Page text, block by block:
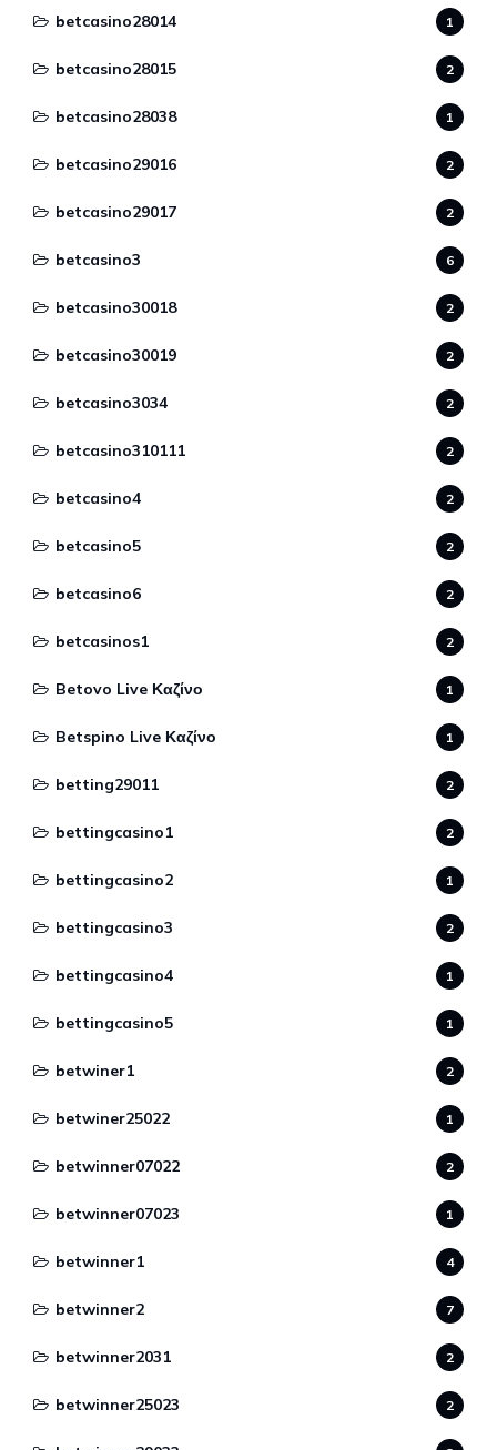
betcasino28014 1
betcasino28015 2
betcasino28038 1
betcasino29016 2
betcasino29017 2
betcasino3 6
betcasino30018 2
betcasino30019 2
betcasino3034 2
betcasino310111 2
betcasino4 2
betcasino5 2
betcasino6 2
betcasinos1 2
Betovo Live Καζίνο 1
Betspino Live Καζίνο 1
betting29011 2
bettingcasino1 2
bettingcasino2 1
bettingcasino3 2
bettingcasino4 1
bettingcasino5 1
betwiner1 2
betwiner25022 1
betwinner07022 2
betwinner07023 1
betwinner1 4
betwinner2 7
betwinner2031 2
betwinner25023 2